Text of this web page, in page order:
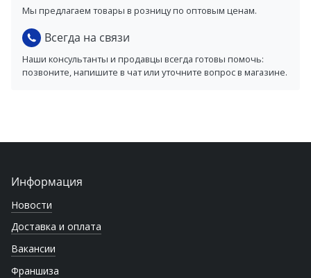
Мы предлагаем товары в розницу по оптовым ценам.
Всегда на связи
Наши консультанты и продавцы всегда готовы помочь:
позвоните, напишите в чат или уточните вопрос в магазине.
Информация
Новости
Доставка и оплата
Вакансии
Франшиза